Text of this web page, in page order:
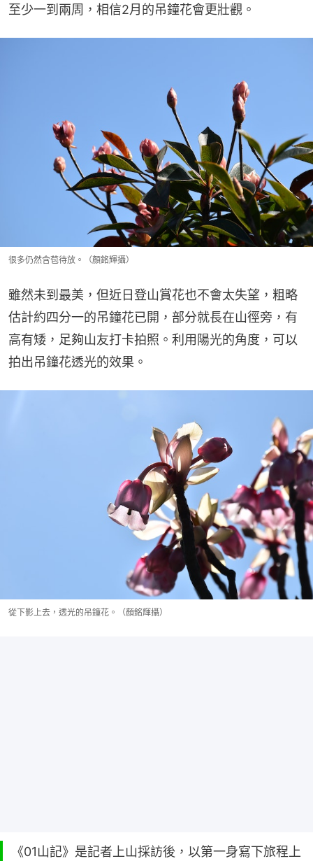
至少一到兩周，相信2月的吊鐘花會更壯觀。
很多仍然含苞待放。（顏銘輝攝）
雖然未到最美，但近日登山賞花也不會太失望，粗略
估計約四分一的吊鐘花已開，部分就長在山徑旁，有
高有矮，足夠山友打卡拍照。利用陽光的角度，可以
拍出吊鐘花透光的效果。
從下影上去，透光的吊鐘花。（顏銘輝攝）
《01山記》是記者上山採訪後，以第一身寫下旅程上